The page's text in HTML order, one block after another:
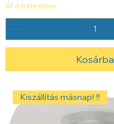
ÁFA beleértve
Kosárba
Kiszállítás másnap! ‼️